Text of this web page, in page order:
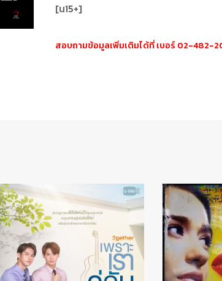
[น15+]
สอบถามข้อมูลเพิ่มเติมได้ที่ เบอร์ 02-482-